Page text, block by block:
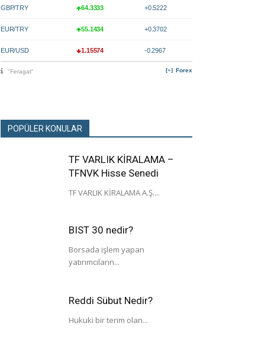
GBP/TRY 64.3333 +0.5222
EUR/TRY 55.1434 +0.3702
EUR/USD 1.15574 -0.2967
Forex
"Feragat"
POPÜLER KONULAR
TF VARLIK KİRALAMA –
TFNVK Hisse Senedi
TF VARLIK KİRALAMA A.Ş....
BIST 30 nedir?
Borsada işlem yapan
yatırımcıların...
Reddi Sübut Nedir?
Hukuki bir terim olan...